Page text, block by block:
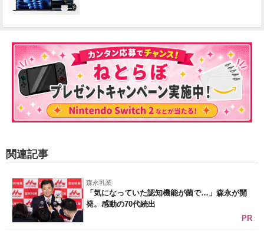
関連記事
森永乳業
「気になっていた認知機能が菌で…」森永が開
発。感動の70代続出
PR